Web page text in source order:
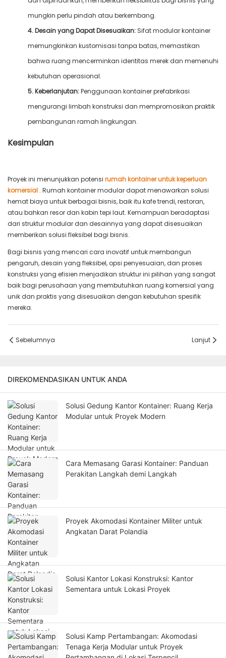
mungkin perlu pindah atau berkembang.
4. Desain yang Dapat Disesuaikan: Sifat modular kontainer
memungkinkan kustomisasi tanpa batas, memastikan
bahwa ruang mencerminkan identitas merek dan memenuhi
kebutuhan operasional.
5. Keberlanjutan:Penggunaan kontainer prefabrikasi
mengurangi limbah konstruksi dan mempromosikan praktik
pembangunan ramah lingkungan.
Kesimpulan
Proyek ini menunjukkan potensi rumah kontainer untuk keperluan
komersial . Rumah kontainer modular dapat menawarkan solusi
hemat biaya untuk berbagai bisnis, baik itu kafe trendi, restoran,
atau bahkan resor dan kabin tepi laut. Kemampuan beradaptasi
dari struktur modular dan desainnya yang dapat disesuaikan
memberikan solusi fleksibel bagi bisnis.
Bagi bisnis yang mencari cara inovatif untuk membangun
pengaruh, desain yang fleksibel, opsi penyesuaian, dan proses
konstruksi yang efisien menjadikan struktur ini pilihan yang sangat
baik bagi perusahaan yang membutuhkan ruang komersial yang
unik dan praktis yang disesuaikan dengan kebutuhan spesifik
mereka.
Sebelumnya Lanjut
DIREKOMENDASIKAN UNTUK ANDA
Solusi Gedung Kantor Kontainer: Ruang Kerja
Modular untuk Proyek Modern
Cara Memasang Garasi Kontainer: Panduan
Perakitan Langkah demi Langkah
Proyek Akomodasi Kontainer Militer untuk
Angkatan Darat Polandia
Solusi Kantor Lokasi Konstruksi: Kantor
Sementara untuk Lokasi Proyek
Solusi Kamp Pertambangan: Akomodasi
Tenaga Kerja Modular untuk Proyek